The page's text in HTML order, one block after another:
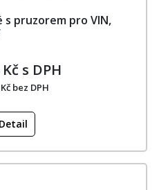
s pruzorem pro VIN,
s DPH
bez DPH
Detail